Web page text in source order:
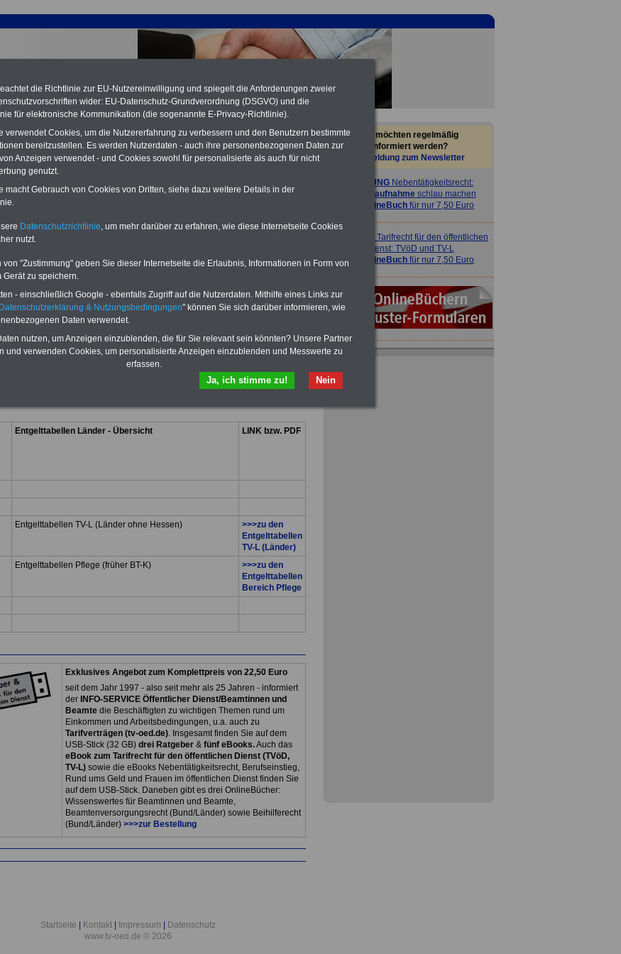
TV-L Bereich Länder ab 01.12.2022 - Übersicht
Zum Komplettpreis von nur 15,00
wichtigen Fragen zum Öffentlichen
Tarifverträge für den öffentlichen
Dienst:
Dienst (TVöD, TV-L)sowie weitere
10 Bücher bzw. eBooks zum
herunterladen, lesen und
ausdrucken.Mehr Infos
Entgelttabellen Länder - Übersicht LINK bzw. PDF
Entgelttabellen TV-L (Länder ohne Hessen)
>>>zu den
Entgelttabellen
TV-L (Länder)
Entgelttabellen Pflege (früher BT-K)
>>>zu den
Entgelttabellen
Bereich Pflege
Exklusives Angebot zum Komplettpreis von 22,50 Euro
seit dem Jahr 1997 - also seit mehr als 25 Jahren - informiert
der INFO-SERVICE Öffentlicher Dienst/Beamtinnen und
Beamtedie Beschäftigten zu wichtigen Themen rund um
Einkommen und Arbeitsbedingungen, u.a. auch zu
Tarifverträgen (tv-oed.de). Insgesamt finden Sie auf dem
USB-Stick (32 GB) drei Ratgeber& fünf eBooks.Auch das
eBook zum Tarifrecht für den öffentlichen Dienst (TVöD,
TV-L)sowie die eBooks Nebentätigkeitsrecht, Berufseinstieg,
Rund ums Geld und Frauen im öffentlichen Dienst finden Sie
auf dem USB-Stick. Daneben gibt es drei OnlineBücher:
Wissenswertes für Beamtinnen und Beamte,
Beamtenversorgungsrecht (Bund/Länder) sowie Beihilferecht
(Bund/Länder) >>>zur Bestellung
Startseite Kontakt Impressum
Datenschutz
www.tv-oed.de © 2026
Sie möchten regelmäßig
informiert werden?
Anmeldung zum Newsletter
ACHTUNG Nebentätigkeitsrecht:
vor Jobaufnahmeschlau machen
OnlineBuch für nur 7,50 Euro
Tarifrecht für den öffentlichen
Dienst: TVöD und TV-L
>>>
OnlineBuch für nur 7,50 Euro
ACHTUNGTarifrecht für den öffentlichen
die Richtlinie zur EU-Nutzereinwilligung und spiegelt die Anforderungen zweier
wider: EU-Datenschutz-Grundverordnung (DSGVO) und die
für elektronische Kommunikation (die sogenannte E-Privacy-Richtlinie).
verwendet Cookies, um die Nutzererfahrung zu verbessern und den Benutzern bestimmte
bereitzustellen. Es werden Nutzerdaten - auch ihre personenbezogenen Daten zur
Anzeigen verwendet - und Cookies sowohl für personalisierte als auch für nicht
genutzt.
macht Gebrauch von Cookies von Dritten, siehe dazu weitere Details in der
Datenschutzrichtlinie , um mehr darüber zu erfahren, wie diese Internetseite Cookies
nutzt.
von "Zustimmung" geben Sie dieser Internetseite die Erlaubnis, Informationen in Form von
zu speichern.
- einschließlich Google - ebenfalls Zugriff auf die Nutzerdaten. Mithilfe eines Links zur
Datenschutzerklärung & Nutzungsbedingungen" können Sie sich darüber informieren, wie
Daten verwendet.
nutzen, um Anzeigen einzublenden, die für Sie relevant sein könnten? Unsere Partner
und verwenden Cookies, um personalisierte Anzeigen einzublenden und Messwerte zu
erfassen.
Nein
Ja, ich stimme zu!